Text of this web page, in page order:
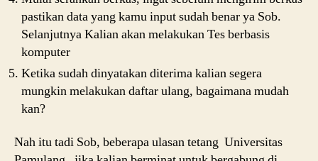
pastikan data yang kamu input sudah benar ya Sob.
Selanjutnya Kalian akan melakukan Tes berbasis
komputer
Ketika sudah dinyatakan diterima kalian segera
mungkin melakukan daftar ulang, bagaimana mudah
kan?
Nah itu tadi Sob, beberapa ulasan tetang Universitas